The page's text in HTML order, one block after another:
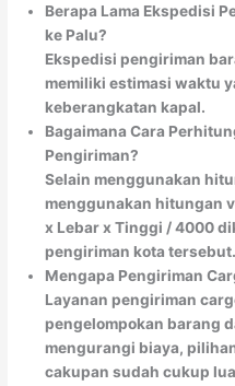
Berapa Lama Ekspedisi
ke Palu?
Ekspedisi pengiriman
memiliki estimasi waktu
keberangkatan kapal.
Bagaimana Cara
Pengiriman?
Selain menggunakan
menggunakan hitungan
x Lebar x Tinggi / 4000
pengiriman kota tersebut.
Mengapa Pengiriman
Layanan pengiriman
pengelompokan barang
mengurangi biaya,
cakupan sudah cukup